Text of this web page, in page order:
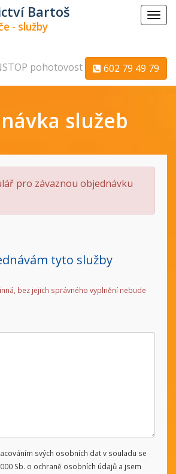
Menu
Bartoš
- služby
pohotovost 602 79 49 79
služeb
pro závaznou objednávku
tyto služby
bez jejich správného vyplnění nebude
svých osobních dat v souladu se
Sb. o ochraně osobních údajů a jsem